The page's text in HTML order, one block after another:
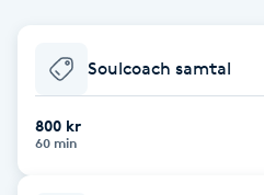
Bottenfärg
Soulcoach samtal
800 kr
60 min